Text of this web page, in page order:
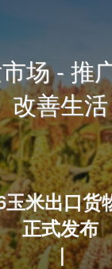
玉米出口货
正式发布
|
场 - 推
改善生活